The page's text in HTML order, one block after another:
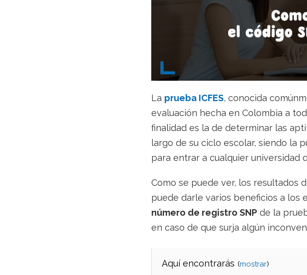
La prueba ICFES, conocida
evaluación hecha en Colombia a
finalidad es la de determinar las
largo de su ciclo escolar, siendo la
para entrar a cualquier universidad
Como se puede ver, los resultados
puede darle varios beneficios a los
número de registro SNP de la
en caso de que surja algún
Aquí encontrarás ( )